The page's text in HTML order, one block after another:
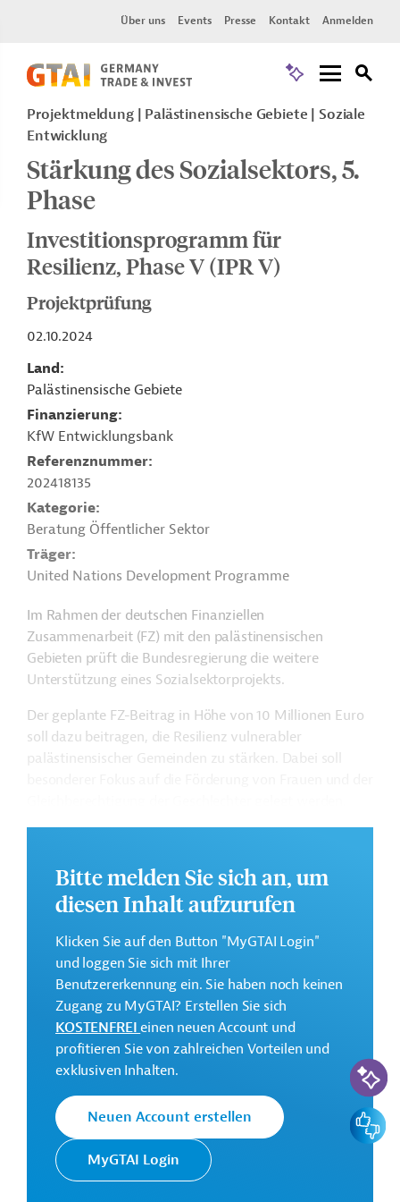
Über uns Events Presse Kontakt Anmelden
Projektmeldung Palästinensische Gebiete
Soziale
Entwicklung
Stärkung des Sozialsektors, 5.
Phase
Investitionsprogramm für
Resilienz, Phase V (IPR V)
Projektprüfung
02.10.2024
Land
Palästinensische Gebiete
Finanzierung
KfW Entwicklungsbank
Referenznummer
202418135
Kategorie
Beratung Öffentlicher Sektor
Träger
United Nations Development Programme
Im Rahmen der deutschen Finanziellen
Zusammenarbeit (FZ) mit den palästinensischen
Gebieten prüft die Bundesregierung die weitere
Unterstützung eines Sozialsektorprojekts.
Der geplante FZ-Beitrag in Höhe von 10 Millionen Euro
soll dazu beitragen, die Resilienz vulnerabler
palästinensischer Gemeinden zu stärken. Dabei soll
Im Rahmen des Projekts soll der Zugang vulnerabler
auf die Bedürfnisse von Frauen und Mädchen
ausgerichteten Dienstleistungen sowie die
wirtschaftliche Teilhabe von Frauen und die
Geberbeitrag:
10 Millionen Euro (Zuschuss; vorgesehen)
Das Entwicklungsprojekt soll von November 2024 bis
Oktober 2027 durchgeführt werden.
GTAI informiert über die
Regularien und praktische Hinweise zur
Geschäftsanbahnung.
Kontaktadressen
Bitte melden Sie sich an, um
diesen Inhalt aufzurufen
Klicken Sie auf den Button "MyGTAI Login"
und loggen Sie sich mit Ihrer
Benutzererkennung ein. Sie haben noch keinen
Zugang zu MyGTAI? Erstellen Sie sich
KOSTENFREIeinen neuen Account und
profitieren Sie von zahlreichen Vorteilen und
exklusiven Inhalten.
Neuen Account erstellen
MyGTAI Login
KI-